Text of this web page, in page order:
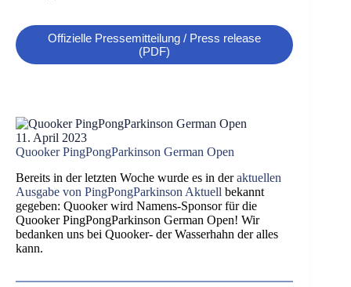
Offizielle Pressemitteilung / Press release
(PDF)
11. April 2023
Quooker PingPongParkinson German Open
Bereits in der letzten Woche wurde es in deraktuellen
Ausgabe von PingPongParkinson Aktuell bekannt
gegeben: Quooker wird Namens-Sponsor für die
Quooker PingPongParkinson German Open! Wir
bedanken uns bei Quooker- der Wasserhahn der alles
kann.